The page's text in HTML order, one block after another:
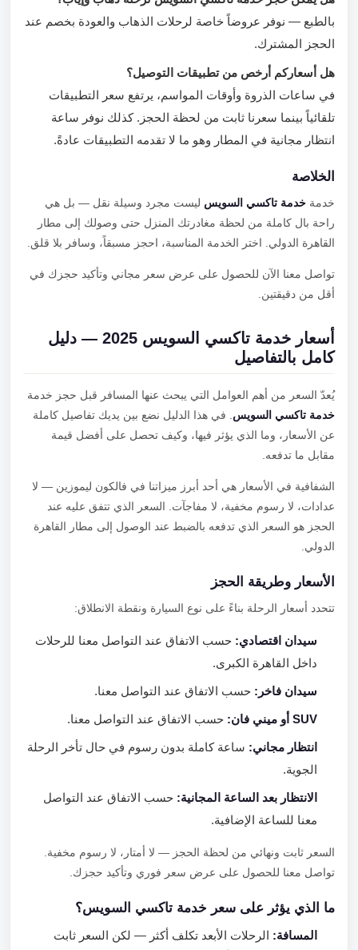
بالطبع — نوفر عروضاً خاصة لرحلات الذهاب والعودة بخصم عند
الحجز المشترك.
هل أسعاركم أرخص من تطبيقات التوصيل؟
في ساعات الذروة وأوقات المواسم، يرتفع سعر التطبيقات
تلقائياً بينما سعرنا ثابت من لحظة الحجز. كذلك نوفر ساعة
انتظار مجانية في المطار وهو ما لا تقدمه التطبيقات عادةً.
الخلاصة
خدمةخدمة تاكسي السويسليست مجرد وسيلة نقل — بل هي
راحة بال كاملة من لحظة مغادرتك المنزل حتى وصولك إلى مطار
القاهرة الدولي. اختر الخدمة المناسبة، احجز مسبقاً، وسافر بلا قلق.
تواصل معنا الآن للحصول على عرض سعر مجاني وتأكيد حجزك في
أقل من دقيقتين.
أسعار خدمة تاكسي السويس 2025 — دليل
كامل بالتفاصيل
يُعدّ السعر من أهم العوامل التي يبحث عنها المسافر قبل حجز خدمة
خدمة تاكسي السويس. في هذا الدليل نضع بين يديك تفاصيل كاملة
عن الأسعار، وما الذي يؤثر فيها، وكيف تحصل على أفضل قيمة
مقابل ما تدفعه.
الشفافية في الأسعار هي أحد أبرز ميزاتنا في فالكون ليموزين — لا
عدادات، لا رسوم مخفية، لا مفاجآت. السعر الذي تتفق عليه عند
الحجز هو السعر الذي تدفعه بالضبط عند الوصول إلى مطار القاهرة
الدولي.
الأسعار وطريقة الحجز
تتحدد أسعار الرحلة بناءً على نوع السيارة ونقطة الانطلاق:
سيدان اقتصادي:حسب الاتفاق عند التواصل معنا للرحلات
داخل القاهرة الكبرى.
سيدان فاخر:حسب الاتفاق عند التواصل معنا.
SUV أو ميني فان: حسب الاتفاق عند التواصل معنا.
انتظار مجاني:ساعة كاملة بدون رسوم في حال تأخر الرحلة
الجوية.
الانتظار بعد الساعة المجانية:حسب الاتفاق عند التواصل
معنا للساعة الإضافية.
السعر ثابت ونهائي من لحظة الحجز — لا أمتار، لا رسوم مخفية.
تواصل معنا للحصول على عرض سعر فوري وتأكيد حجزك.
ما الذي يؤثر على سعر خدمة تاكسي السويس؟
المسافة:الرحلات الأبعد تكلف أكثر — لكن السعر ثابت